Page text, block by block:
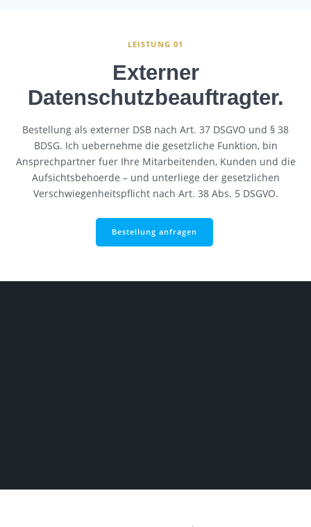
LEISTUNG 01
Externer
Datenschutzbeauftragter.
Bestellung als externer DSB nach Art. 37 DSGVO und § 38
BDSG. Ich uebernehme die gesetzliche Funktion, bin
Ansprechpartner fuer Ihre Mitarbeitenden, Kunden und die
Aufsichtsbehoerde – und unterliege der gesetzlichen
Verschwiegenheitspflicht nach Art. 38 Abs. 5 DSGVO.
Bestellung anfragen